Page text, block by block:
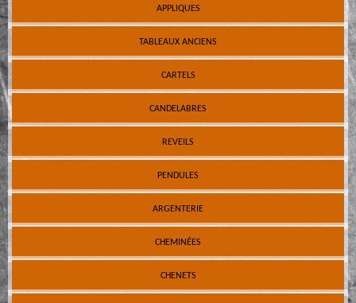
APPLIQUES
TABLEAUX ANCIENS
CARTELS
CANDELABRES
REVEILS
PENDULES
ARGENTERIE
CHEMINÉES
CHENETS